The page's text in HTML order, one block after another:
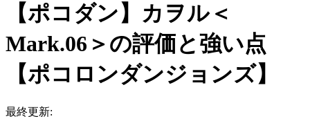
【ポコダン】カヲル＜
Mark.06＞の評価と強い点
【ポコロンダンジョンズ】
最終更新: